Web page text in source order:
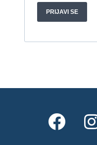
1998, 19 x 5 m,
M/B San snova
2008, 27 x 6.5